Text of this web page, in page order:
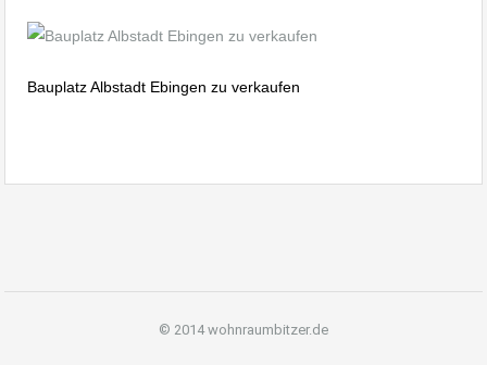
Bauplatz Albstadt Ebingen zu verkaufen
© 2014 wohnraumbitzer.de